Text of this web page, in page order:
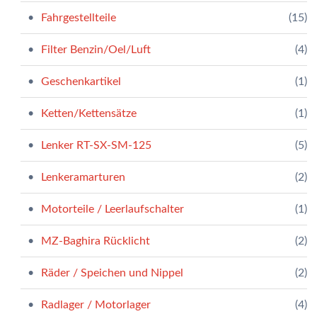
Fahrgestellteile (15)
Filter Benzin/Oel/Luft (4)
Geschenkartikel (1)
Ketten/Kettensätze (1)
Lenker RT-SX-SM-125 (5)
Lenkeramarturen (2)
Motorteile / Leerlaufschalter (1)
MZ-Baghira Rücklicht (2)
Räder / Speichen und Nippel (2)
Radlager / Motorlager (4)